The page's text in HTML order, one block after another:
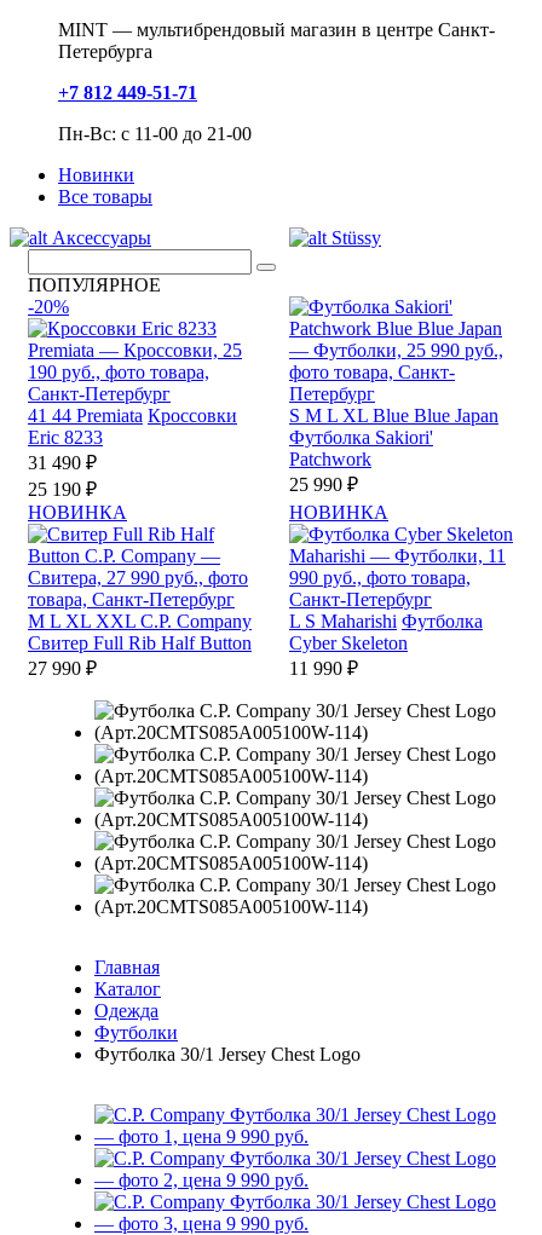
MINT — мультибрендовый магазин в центре Санкт-
Петербурга
+7 812 449-51-71
Пн-Вс: с 11-00 до 21-00
Новинки
Все товары
Аксессуары
Stüssy
ПОПУЛЯРНОЕ
-20%
41 44 Premiata Кроссовки
Eric 8233
31 490 ₽
25 190 ₽
S M L XL Blue Blue Japan
Футболка Sakiori'
Patchwork
25 990 ₽
НОВИНКА
M L XL XXL C.P. Company
Свитер Full Rib Half Button
27 990 ₽
НОВИНКА
L S Maharishi Футболка
Cyber Skeleton
11 990 ₽
Главная
Каталог
Одежда
Футболки
Футболка 30/1 Jersey Chest Logo